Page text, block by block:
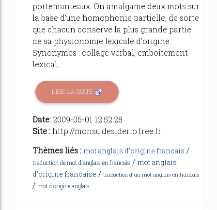
portemanteaux. On amalgame deux mots sur
la base d'une homophonie partielle, de sorte
que chacun conserve la plus grande partie
de sa physionomie lexicale d'origine.
Synonymes : collage verbal, emboîtement
lexical,...
LIRE LA SUITE
Date: 2009-05-01 12:52:28
Site :http://monsu.desiderio.free.fr
Thèmes liés : mot anglais d'origine francais /
traduction de mot d'anglais en francais / mot anglais
d'origine francaise / traduction d un mot anglais en francais
/ mot d origine anglais